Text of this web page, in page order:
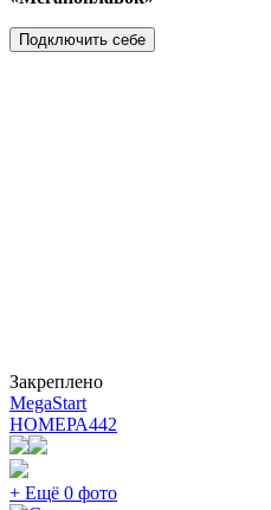
Подключить себе
Закреплено
MegaStart
НОМЕРА442
+ Ещё 0 фото